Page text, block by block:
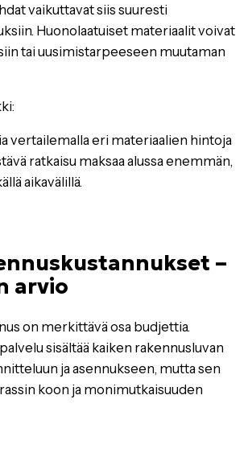
vaikuttavat siis suuresti
Huonolaatuiset materiaalit voivat
tai uusimistarpeeseen muutaman
vertailemalla eri materiaalien hintoja
ratkaisu maksaa alussa enemmän,
aikavälillä.
–
arvio
on merkittävä osa budjettia.
sisältää kaiken rakennusluvan
ja asennukseen, mutta sen
koon ja monimutkaisuuden